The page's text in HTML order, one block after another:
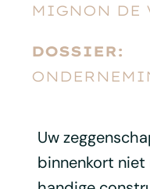
MIGNON DE
DOSSIER:
Uw
binnenkort